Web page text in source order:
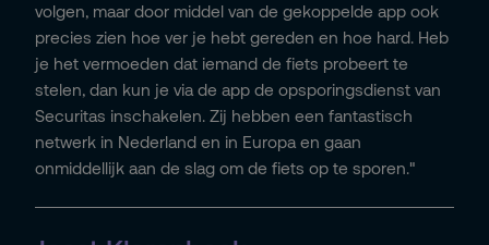
volgen, maar door middel van de gekoppelde app ook
precies zien hoe ver je hebt gereden en hoe hard. Heb
je het vermoeden dat iemand de fiets probeert te
stelen, dan kun je via de app de opsporingsdienst van
Securitas inschakelen. Zij hebben een fantastisch
netwerk in Nederland en in Europa en gaan
onmiddellijk aan de slag om de fiets op te sporen."